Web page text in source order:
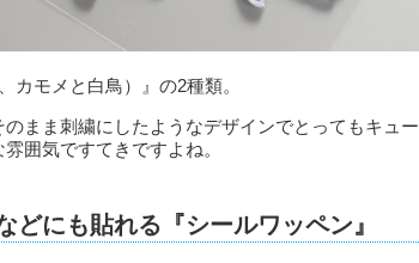
カモメと白鳥）』の2種類。
のまま刺繍にしたようなデザインでとってもキュ
囲気ですてきですよね。
どにも貼れる『シールワッペン』